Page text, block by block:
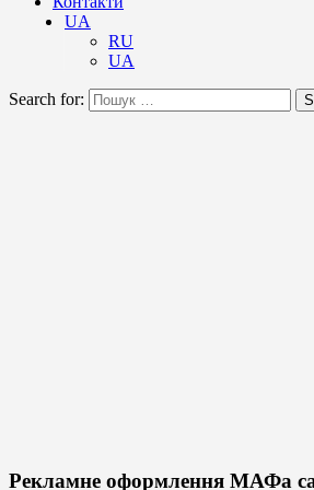
UA
RU
UA
Search for:
Рекламне оформлення МАФа